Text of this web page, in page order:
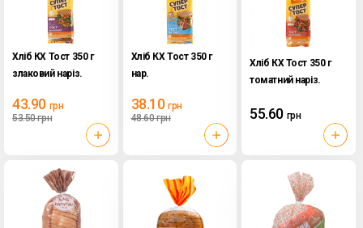
Хліб КХ Тост 350 г
злаковий наріз.
43.90 грн
53.50грн
Хліб КХ Тост 350 г
нар.
38.10 грн
48.60грн
Хліб КХ Тост 350 г
томатний наріз.
55.60 грн